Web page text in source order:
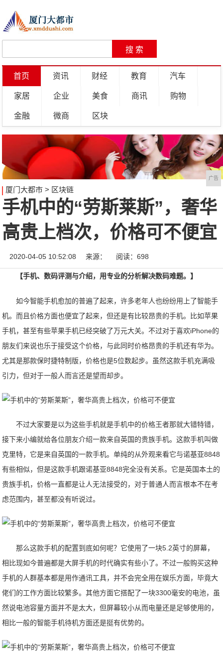
首页 资讯 财经 教育 汽车
家居 企业 美食 商讯 购物
金融 微商 区块
广告
厦门大都市> 区块链
手机中的“劳斯莱斯”，奢华
高贵上档次，价格可不便宜
2020-04-05 10:52:08 来源： 阅读：698
【手机、数码评测与介绍，用专业的分析解决数码难题。】
如今智能手机愈加的普遍了起来，许多老年人也纷纷用上了智能手
机。而且价格方面也便宜了起来，但还是有比较昂贵的手机。比如苹果
手机，甚至有些苹果手机已经突破了万元大关。不过对于喜欢iPhone的
朋友们来说也乐于接受这个价格，与此同时价格昂贵的手机还有华为。
尤其是那款保时捷特制版，价格也是5位数起步。虽然这款手机充满吸
引力，但对于一般人而言还是望而却步。
不过大家要是以为这些手机就是手机中的价格王者那就大错特错，
接下来小编就给各位朋友介绍一款来自英国的贵族手机。这款手机叫做
克里特，它是来自英国的一款手机。单纯的从外观来看它与诺基亚8848
有些相似，但是这款手机跟诺基亚8848完全没有关系。它是英国本土的
贵族手机，价格一直都是让人无法接受的，对于普通人而言根本不在考
虑范围内，甚至都没有听说过。
那么这款手机的配置到底如何呢？它使用了一块5.2英寸的屏幕，
相比现如今普遍都是大屏手机的时代确实有些小了。不过一般购买这种
手机的人群基本都是用作通讯工具，并不会完全用在娱乐方面，毕竟大
佬们的工作方面比较繁多。其他方面它搭配了一块3300毫安的电池，虽
然说电池容量方面并不是太大，但屏幕较小从而电量还是足够使用的，
相比一般的智能手机待机方面还是挺有优势的。